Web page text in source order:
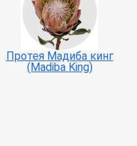
Протея Мадиба кинг
(Madiba King)